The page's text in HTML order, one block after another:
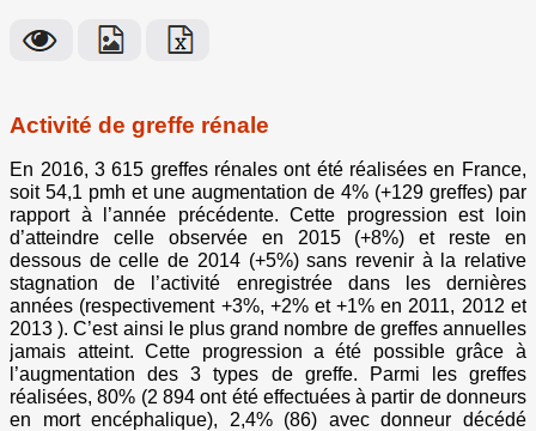
Activité de greffe rénale
En 2016, 3 615 greffes rénales ont été réalisées en France,
soit 54,1 pmh et une augmentation de 4% (+129 greffes) par
rapport à l’année précédente. Cette progression est loin
d’atteindre celle observée en 2015 (+8%) et reste en
dessous de celle de 2014 (+5%) sans revenir à la relative
stagnation de l’activité enregistrée dans les dernières
années (respectivement +3%, +2% et +1% en 2011, 2012 et
2013 ). C’est ainsi le plus grand nombre de greffes annuelles
jamais atteint. Cette progression a été possible grâce à
l’augmentation des 3 types de greffe. Parmi les greffes
réalisées, 80% (2 894 ont été effectuées à partir de donneurs
en mort encéphalique), 2,4% (86) avec donneur décédé